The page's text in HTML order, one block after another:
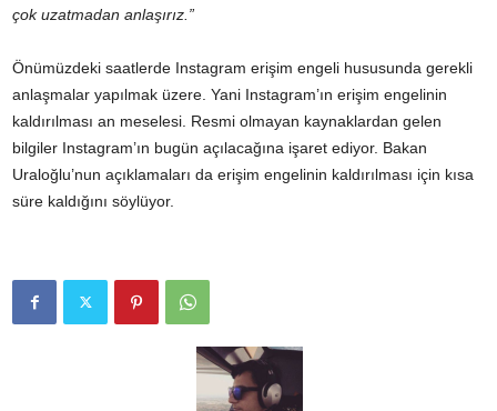
çok uzatmadan anlaşırız.”
Önümüzdeki saatlerde Instagram erişim engeli hususunda gerekli
anlaşmalar yapılmak üzere. Yani Instagram’ın erişim engelinin
kaldırılması an meselesi. Resmi olmayan kaynaklardan gelen
bilgiler Instagram’ın bugün açılacağına işaret ediyor. Bakan
Uraloğlu’nun açıklamaları da erişim engelinin kaldırılması için kısa
süre kaldığını söylüyor.